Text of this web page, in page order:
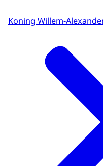
Koning Willem-